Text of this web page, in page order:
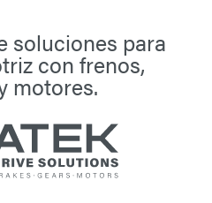
soluciones para
con frenos,
motores.